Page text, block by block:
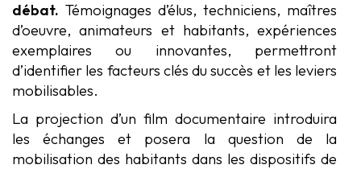
débat. Témoignages d’élus, techniciens, maîtres
d’oeuvre, animateurs et habitants, expériences
exemplaires ou innovantes, permettront
d’identifier les facteurs clés du succès et les leviers
mobilisables.
La projection d’un film documentaire introduira
les échanges et posera la question de la
mobilisation des habitants dans les dispositifs de